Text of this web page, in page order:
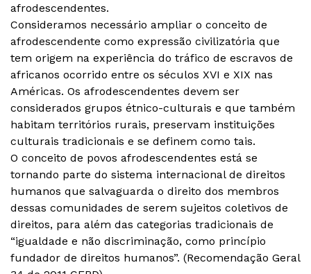
afrodescendentes.
Consideramos necessário ampliar o conceito de
afrodescendente como expressão civilizatória que
tem origem na experiência do tráfico de escravos de
africanos ocorrido entre os séculos XVI e XIX nas
Américas. Os afrodescendentes devem ser
considerados grupos étnico-culturais e que também
habitam territórios rurais, preservam instituições
culturais tradicionais e se definem como tais.
O conceito de povos afrodescendentes está se
tornando parte do sistema internacional de direitos
humanos que salvaguarda o direito dos membros
dessas comunidades de serem sujeitos coletivos de
direitos, para além das categorias tradicionais de
“igualdade e não discriminação, como princípio
fundador de direitos humanos”. (Recomendação Geral